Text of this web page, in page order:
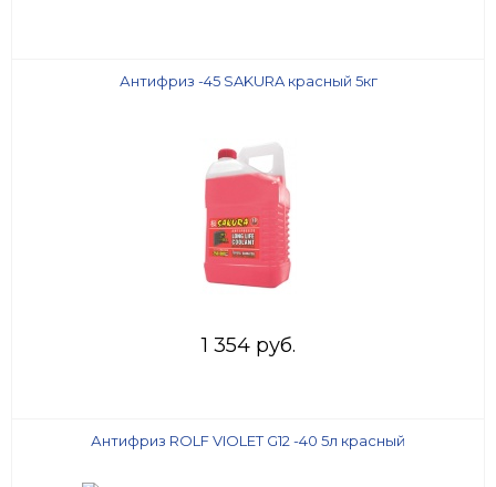
Антифриз -45 SAKURA красный 5кг
1 354 руб.
Антифриз ROLF VIOLET G12 -40 5л красный